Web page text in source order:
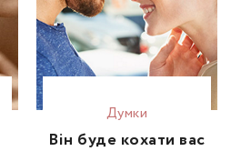
Думки
Він буде кохати вас